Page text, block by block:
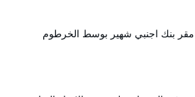
مقر بنك اجنبي شهير بوسط الخرطوم